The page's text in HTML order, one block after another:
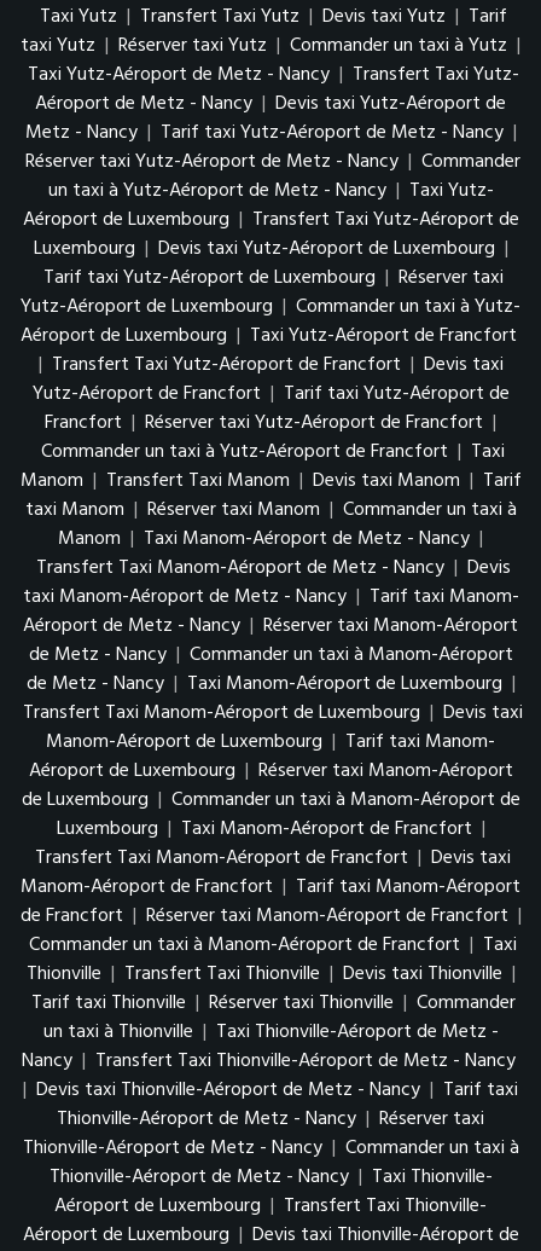
Taxi Yutz | Transfert Taxi Yutz | Devis taxi Yutz | Tarif
taxi Yutz | Réserver taxi Yutz | Commander un taxi à Yutz |
Taxi Yutz-Aéroport de Metz - Nancy | Transfert Taxi Yutz-
Aéroport de Metz - Nancy | Devis taxi Yutz-Aéroport de
Metz - Nancy | Tarif taxi Yutz-Aéroport de Metz - Nancy |
Réserver taxi Yutz-Aéroport de Metz - Nancy | Commander
un taxi à Yutz-Aéroport de Metz - Nancy | Taxi Yutz-
Aéroport de Luxembourg | Transfert Taxi Yutz-Aéroport de
Luxembourg | Devis taxi Yutz-Aéroport de Luxembourg |
Tarif taxi Yutz-Aéroport de Luxembourg | Réserver taxi
Yutz-Aéroport de Luxembourg | Commander un taxi à Yutz-
Aéroport de Luxembourg | Taxi Yutz-Aéroport de Francfort
| Transfert Taxi Yutz-Aéroport de Francfort | Devis taxi
Yutz-Aéroport de Francfort | Tarif taxi Yutz-Aéroport de
Francfort | Réserver taxi Yutz-Aéroport de Francfort |
Commander un taxi à Yutz-Aéroport de Francfort | Taxi
Manom | Transfert Taxi Manom | Devis taxi Manom | Tarif
taxi Manom | Réserver taxi Manom | Commander un taxi à
Manom | Taxi Manom-Aéroport de Metz - Nancy |
Transfert Taxi Manom-Aéroport de Metz - Nancy | Devis
taxi Manom-Aéroport de Metz - Nancy | Tarif taxi Manom-
Aéroport de Metz - Nancy | Réserver taxi Manom-Aéroport
de Metz - Nancy | Commander un taxi à Manom-Aéroport
de Metz - Nancy | Taxi Manom-Aéroport de Luxembourg |
Transfert Taxi Manom-Aéroport de Luxembourg | Devis taxi
Manom-Aéroport de Luxembourg | Tarif taxi Manom-
Aéroport de Luxembourg | Réserver taxi Manom-Aéroport
de Luxembourg | Commander un taxi à Manom-Aéroport de
Luxembourg | Taxi Manom-Aéroport de Francfort |
Transfert Taxi Manom-Aéroport de Francfort | Devis taxi
Manom-Aéroport de Francfort | Tarif taxi Manom-Aéroport
de Francfort | Réserver taxi Manom-Aéroport de Francfort |
Commander un taxi à Manom-Aéroport de Francfort | Taxi
Thionville | Transfert Taxi Thionville | Devis taxi Thionville |
Tarif taxi Thionville | Réserver taxi Thionville | Commander
un taxi à Thionville | Taxi Thionville-Aéroport de Metz -
Nancy | Transfert Taxi Thionville-Aéroport de Metz - Nancy
| Devis taxi Thionville-Aéroport de Metz - Nancy | Tarif taxi
Thionville-Aéroport de Metz - Nancy | Réserver taxi
Thionville-Aéroport de Metz - Nancy | Commander un taxi à
Thionville-Aéroport de Metz - Nancy | Taxi Thionville-
Aéroport de Luxembourg | Transfert Taxi Thionville-
Aéroport de Luxembourg | Devis taxi Thionville-Aéroport de